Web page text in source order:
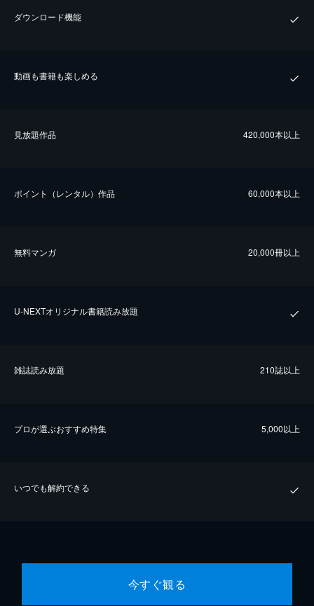
ダウンロード機能
動画も書籍も楽しめる
⾒放題作品 420,000本以上
ポイント（レンタル）作品 60,000本以上
無料マンガ 20,000冊以上
U-NEXTオリジナル書籍読み放題
雑誌読み放題 210誌以上
プロが選ぶおすすめ特集 5,000以上
いつでも解約できる
今すぐ観る